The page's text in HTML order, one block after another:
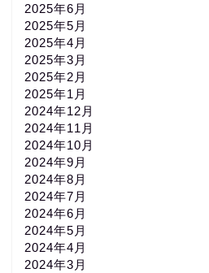
2025年6月
2025年5月
2025年4月
2025年3月
2025年2月
2025年1月
2024年12月
2024年11月
2024年10月
2024年9月
2024年8月
2024年7月
2024年6月
2024年5月
2024年4月
2024年3月